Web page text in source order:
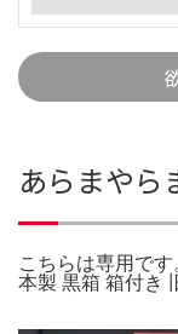
あらまやら
こちらは専用で
本製 黒箱 箱付き